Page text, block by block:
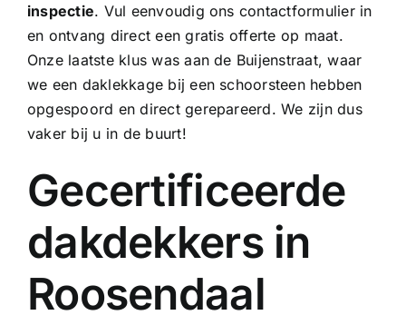
inspectie. Vul eenvoudig ons contactformulier in
en ontvang direct een gratis offerte op maat.
Onze laatste klus was aan de Buijenstraat, waar
we een daklekkage bij een schoorsteenhebben
opgespoord en direct gerepareerd. We zijn dus
vaker bij u in de buurt!
Gecertificeerde
dakdekkers in
Roosendaal